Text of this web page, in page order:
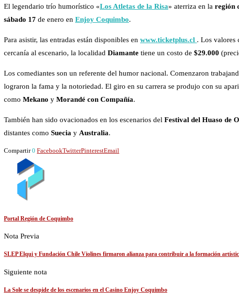
El legendario trío humorístico «Los Atletas de la Risa» aterriza en la región
sábado 17 de enero en Enjoy Coquimbo.
Para asistir, las entradas están disponibles en www.ticketplus.cl . Los valores
cercanía al escenario, la localidad Diamante tiene un costo de $29.000
​Los comediantes son un referente del humor nacional. Comenzaron
lograron la fama y la notoriedad. El giro en su carrera se produjo con su
como Mekano y Morandé con Compañía.
​También han sido ovacionados en los escenarios del Festival del Huaso de
distantes como Suecia y Australia.
Compartir 0 FacebookTwitterPinterestEmail
Portal Región de Coquimbo
Nota Previa
SLEP Elqui y Fundación Chile Violines firmaron alianza para contribuir a la formación
Siguiente nota
La Sole se despide de los escenarios en el Casino Enjoy Coquimbo